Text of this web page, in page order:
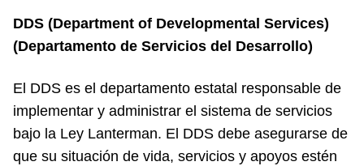
DDS (Department of Developmental Services)
(Departamento de Servicios del Desarrollo)
El DDS es el departamento estatal responsable de
implementar y administrar el sistema de servicios
bajo la Ley Lanterman. El DDS debe asegurarse de
que su situación de vida, servicios y apoyos estén